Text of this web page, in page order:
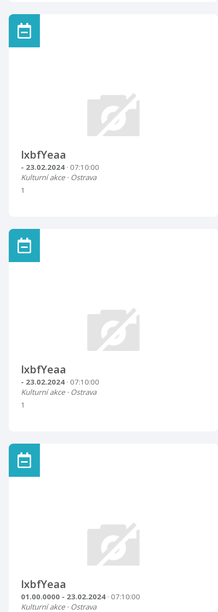
lxbfYeaa
- 23.02.2024 · 07:10:00
Kulturní akce · Ostrava
1
lxbfYeaa
- 23.02.2024 · 07:10:00
Kulturní akce · Ostrava
1
lxbfYeaa
01.00.0000 - 23.02.2024 · 07:10:00
Kulturní akce · Ostrava